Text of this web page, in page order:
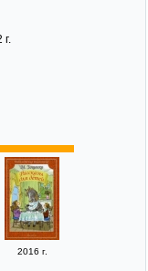
2016 г.